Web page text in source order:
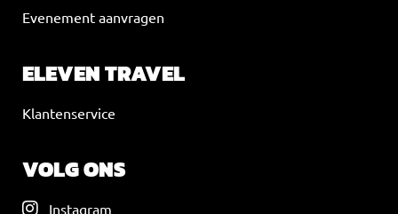
Evenement aanvragen
ELEVEN TRAVEL
Klantenservice
VOLG ONS
Instagram